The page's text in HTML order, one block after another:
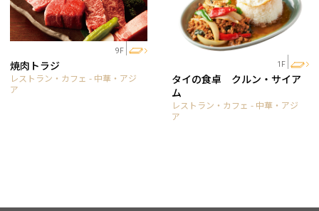
9F
焼肉トラジ
レストラン・カフェ - 中華・アジ
ア
1F
タイの食卓 クルン・サイア
ム
レストラン・カフェ - 中華・アジ
ア